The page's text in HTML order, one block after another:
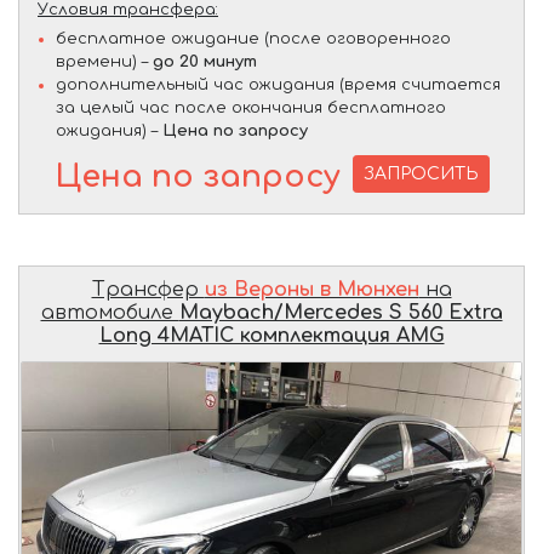
Условия трансфера:
бесплатное ожидание (после оговоренного
времени) – до 20 минут
дополнительный час ожидания (время считается
за целый час после окончания бесплатного
ожидания) – Цена по запросу
Цена по запросу ЗАПРОСИТЬ
Трансфер из Вероны в Мюнхен на
автомобиле Maybach/Mercedes S 560 Extra
Long 4MATIC комплектация AMG